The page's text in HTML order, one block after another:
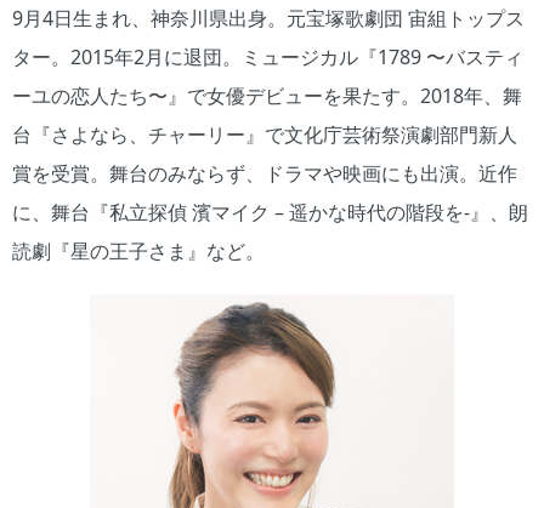
9月4日生まれ、神奈川県出身。元宝塚歌劇団 宙組トップス
ター。2015年2月に退団。ミュージカル『1789 〜バスティ
ーユの恋人たち〜』で女優デビューを果たす。2018年、舞
台『さよなら、チャーリー』で文化庁芸術祭演劇部門新人
賞を受賞。舞台のみならず、ドラマや映画にも出演。近作
に、舞台『私立探偵 濱マイク – 遥かな時代の階段を-』、朗
読劇『星の王子さま』など。